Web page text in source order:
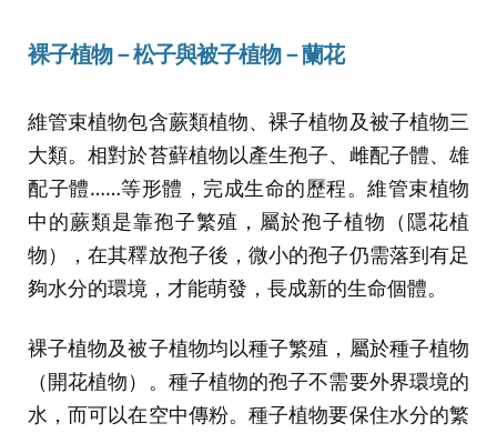
裸子植物－松子與被子植物－蘭花
維管束植物包含蕨類植物、裸子植物及被子植物三
大類。相對於苔蘚植物以產生孢子、雌配子體、雄
配子體……等形體，完成生命的歷程。維管束植物
中的蕨類是靠孢子繁殖，屬於孢子植物（隱花植
物），在其釋放孢子後，微小的孢子仍需落到有足
夠水分的環境，才能萌發，長成新的生命個體。
裸子植物及被子植物均以種子繁殖，屬於種子植物
（開花植物）。種子植物的孢子不需要外界環境的
水，而可以在空中傳粉。種子植物要保住水分的繁